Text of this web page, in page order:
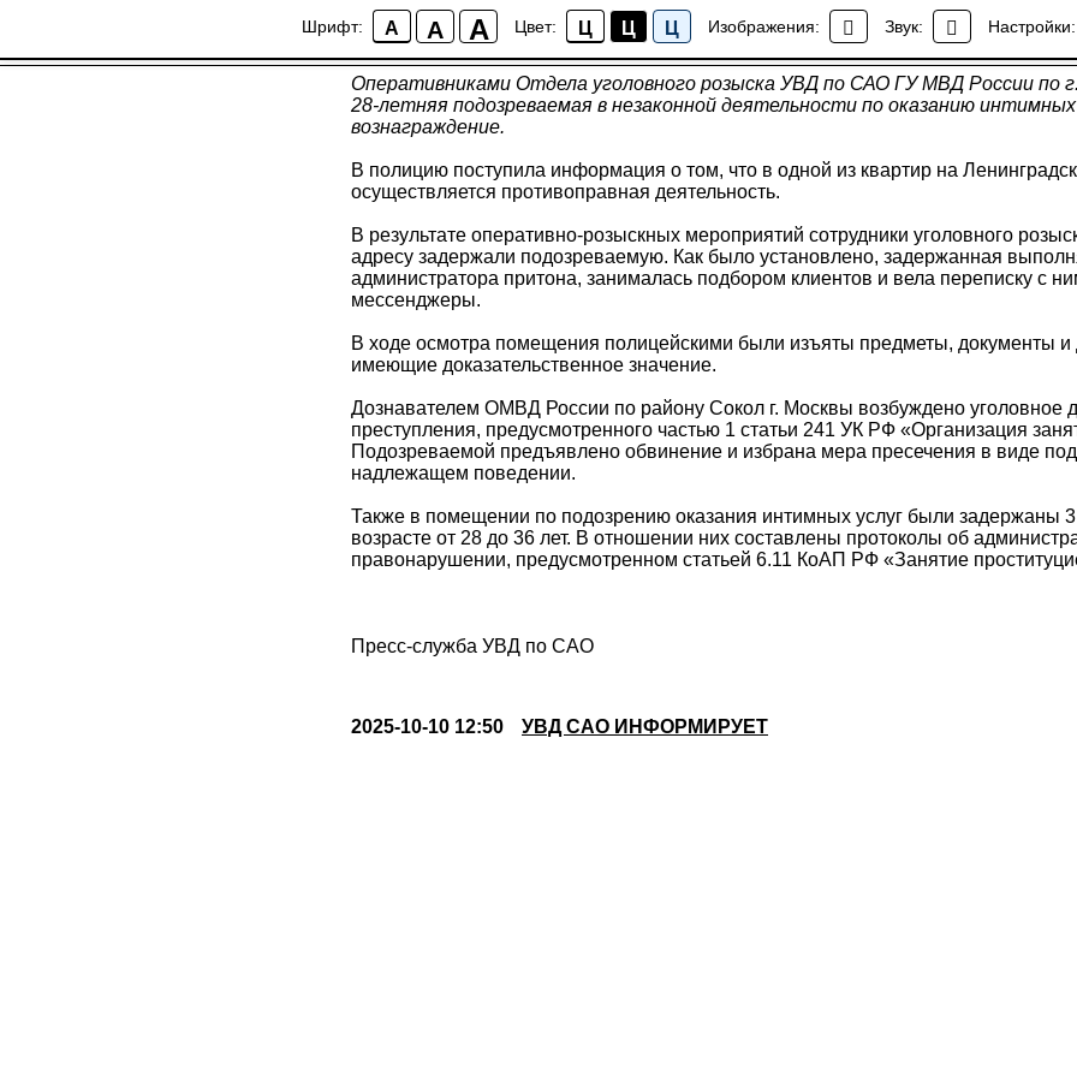
Шрифт: A A A Цвет: Ц Ц Ц Изображения: Звук: Настройки:
Новости района Коптево
Сотрудниками полиции Северного округа задержана подозреваемая в
проституцией
Оперативниками Отдела уголовного розыска УВД по САО ГУ МВД России по
28-летняя подозреваемая в незаконной деятельности по оказанию интимных
вознаграждение.
В полицию поступила информация о том, что в одной из квартир на
осуществляется противоправная деятельность.
В результате оперативно-розыскных мероприятий сотрудники уголовного
адресу задержали подозреваемую. Как было установлено, задержанная
администратора притона, занималась подбором клиентов и вела переписку с
мессенджеры.
В ходе осмотра помещения полицейскими были изъяты предметы, документы
имеющие доказательственное значение.
Дознавателем ОМВД России по району Сокол г. Москвы возбуждено уголовное
преступления, предусмотренного частью 1 статьи 241 УК РФ «Организация
Подозреваемой предъявлено обвинение и избрана мера пресечения в виде
надлежащем поведении.
Также в помещении по подозрению оказания интимных услуг были задержаны
возрасте от 28 до 36 лет. В отношении них составлены протоколы об
правонарушении, предусмотренном статьей 6.11 КоАП РФ «Занятие
Пресс-служба УВД по САО
2025-10-10 12:50 УВД САО ИНФОРМИРУЕТ